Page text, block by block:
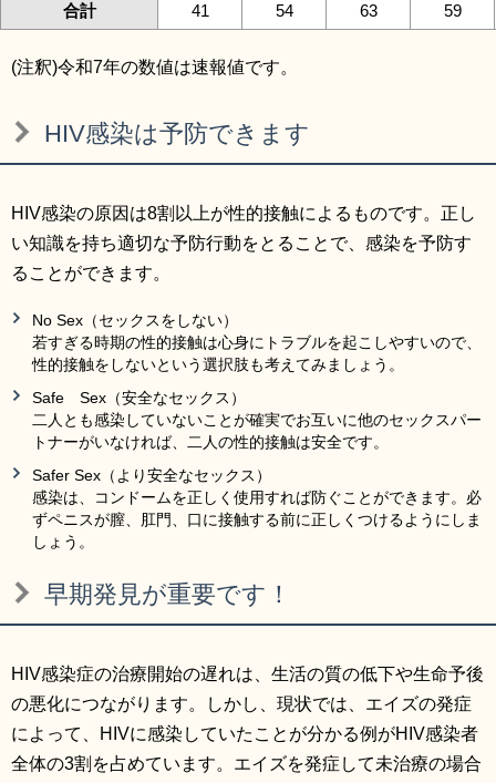
合計
41 54 63 59
(注釈)令和7年の数値は速報値です。
HIV感染は予防できます
HIV感染の原因は8割以上が性的接触によるものです。正し
い知識を持ち適切な予防行動をとることで、感染を予防す
ることができます。
No Sex（セックスをしない）
若すぎる時期の性的接触は心身にトラブルを起こしやすいので、
性的接触をしないという選択肢も考えてみましょう。
Safe Sex（安全なセックス）
二人とも感染していないことが確実でお互いに他のセックスパー
トナーがいなければ、二人の性的接触は安全です。
Safer Sex（より安全なセックス）
感染は、コンドームを正しく使用すれば防ぐことができます。必
ずペニスが膣、肛門、口に接触する前に正しくつけるようにしま
しょう。
早期発見が重要です！
HIV感染症の治療開始の遅れは、生活の質の低下や生命予後
の悪化につながります。しかし、現状では、エイズの発症
によって、HIVに感染していたことが分かる例がHIV感染者
全体の3割を占めています。エイズを発症して未治療の場合